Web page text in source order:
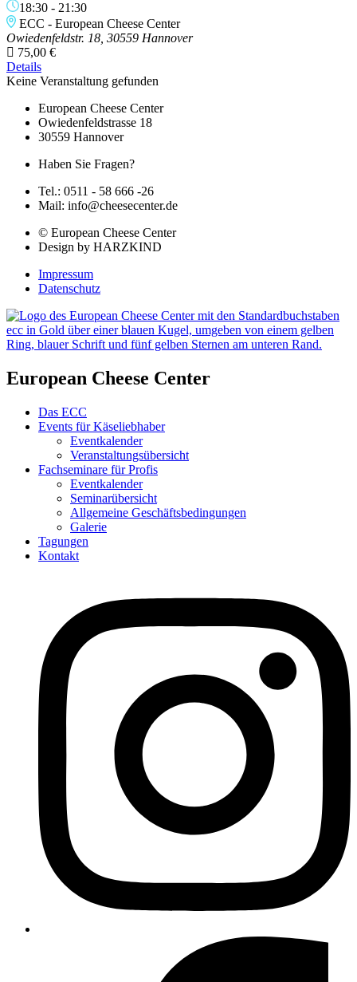
18:30 - 21:30
ECC - European Cheese Center
Owiedenfeldstr. 18, 30559 Hannover
75,00 €
Details
Keine Veranstaltung gefunden
European Cheese Center
Owiedenfeldstrasse 18
30559 Hannover
Haben Sie Fragen?
Tel.: 0511 - 58 666 -26
Mail: info@cheesecenter.de
© European Cheese Center
Design by HARZKIND
Impressum
Datenschutz
European Cheese Center
Das ECC
Events für Käseliebhaber
Eventkalender
Veranstaltungsübersicht
Fachseminare für Profis
Eventkalender
Seminarübersicht
Allgemeine Geschäftsbedingungen
Galerie
Tagungen
Kontakt